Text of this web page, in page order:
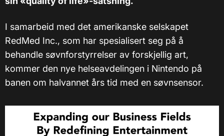
I samarbeid med det amerikanske selskapet
RedMed Inc., som har spesialisert seg på å
behandle søvnforstyrrelser av forskjellig art,
kommer den nye helseavdelingen i Nintendo på
banen om halvannet års tid med en søvnsensor.